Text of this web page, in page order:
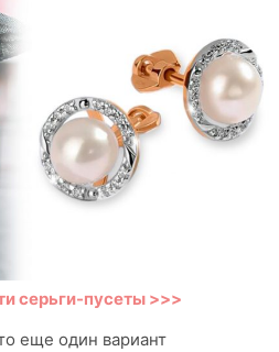
серьги-пусеты >>>
еще один вариант